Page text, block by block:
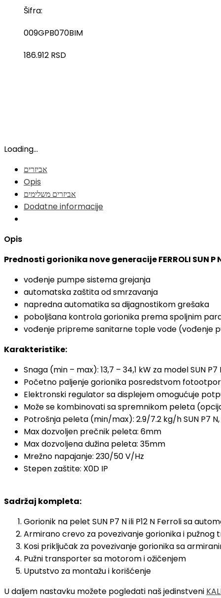
Šifra:
009GPB070BIM
186.912 RSD
Loading...
אביזרים
Opis
אביזרים משלימים
Dodatne informacije
Opis
Prednosti gorionika nove generacije FERROLI SUN P
vođenje pumpe sistema grejanja
automatska zaštita od smrzavanja
napredna automatika sa dijagnostikom grešaka
poboljšana kontrola gorionika prema spoljnim
vođenje pripreme sanitarne tople vode (vođenje
Karakteristike:
Snaga (min – max): 13,7 – 34,1 kW za model SUN P7
Početno paljenje gorionika posredstvom
Elektronski regulator sa displejem omogućuje
Može se kombinovati sa spremnikom peleta
Potrošnja peleta (min/max): 2.9/7.2 kg/h SUN P7 N,
Max dozvoljen prečnik peleta: 6mm
Max dozvoljena dužina peleta: 35mm
Mrežno napajanje: 230/50 V/Hz
Stepen zaštite: X0D IP
Sadržaj kompleta:
Gorionik na pelet SUN P7 N ili P12 N Ferroli sa
Armirano crevo za povezivanje gorionika i pužnog
Kosi priključak za povezivanje gorionika sa
Pužni transporter sa motorom i ožičenjem
Uputstvo za montažu i korišćenje
U daljem nastavku možete pogledati naš jedinstveni